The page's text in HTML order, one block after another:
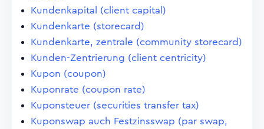
Kundenkapital (client capital)
Kundenkarte (storecard)
Kundenkarte, zentrale (community storecard)
Kunden-Zentrierung (client centricity)
Kupon (coupon)
Kuponrate (coupon rate)
Kuponsteuer (securities transfer tax)
Kuponswap auch Festzinsswap (par swap,